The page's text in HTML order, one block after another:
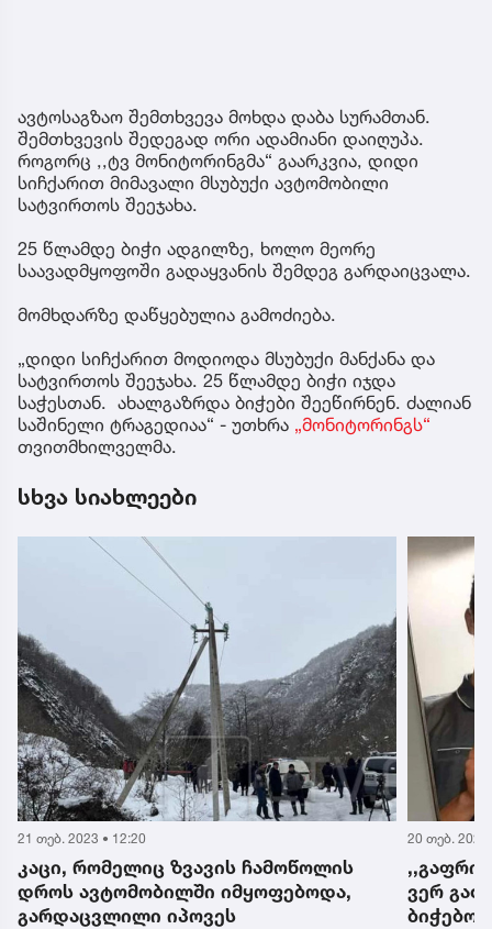
ავტოსაგზაო შემთხვევა მოხდა დაბა სურამთან.
შემთხვევის შედეგად ორი ადამიანი დაიღუპა.
როგორც ,,ტვ მონიტორინგმა“ გაარკვია, დიდი
სიჩქარით მიმავალი მსუბუქი ავტომობილი
სატვირთოს შეეჯახა.
25 წლამდე ბიჭი ადგილზე, ხოლო მეორე
საავადმყოფოში გადაყვანის შემდეგ გარდაიცვალა.
მომხდარზე დაწყებულია გამოძიება.
„დიდი სიჩქარით მოდიოდა მსუბუქი მანქანა და
სატვირთოს შეეჯახა. 25 წლამდე ბიჭი იჯდა
საჭესთან. ახალგაზრდა ბიჭები შეეწირნენ. ძალიან
საშინელი ტრაგედიაა“ - უთხრა „მონიტორინგს“
თვითმხილველმა.
სხვა სიახლეები
21 თებ. 2023 • 12:20
კაცი, რომელიც ზვავის ჩამოწოლის
დროს ავტომობილში იმყოფებოდა,
გარდაცვლილი იპოვეს
20 თებ. 2023
ვერ